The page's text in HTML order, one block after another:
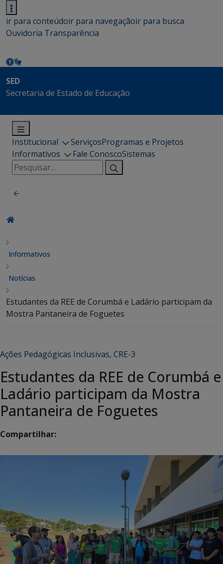
ir para conteúdoir para navegaçãoir para busca
Ouvidoria Transparência
SED
Secretaria de Estado de Educação
Institucional ServiçosProgramas e Projetos
Informativos
Fale ConoscoSistemas
Pesquisar
por:
Informativos
Notícias
Estudantes da REE de Corumbá e Ladário participam da
Mostra Pantaneira de Foguetes
Ações Pedagógicas Inclusivas, CRE-3
Estudantes da REE de Corumbá e
Ladário participam da Mostra
Pantaneira de Foguetes
Compartilhar: